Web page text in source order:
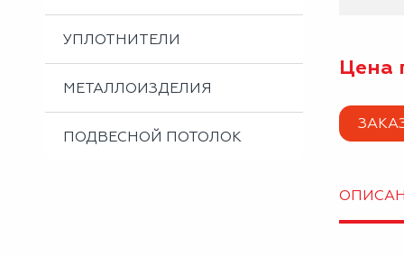
УПЛОТНИТЕЛИ
МЕТАЛЛОИЗДЕЛИЯ
ПОДВЕСНОЙ ПОТОЛОК
Цена